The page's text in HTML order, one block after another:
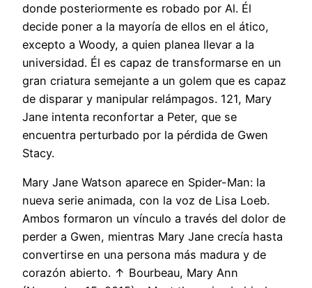
donde posteriormente es robado por Al. Él
decide poner a la mayoría de ellos en el ático,
excepto a Woody, a quien planea llevar a la
universidad. Él es capaz de transformarse en un
gran criatura semejante a un golem que es capaz
de disparar y manipular relámpagos. 121, Mary
Jane intenta reconfortar a Peter, que se
encuentra perturbado por la pérdida de Gwen
Stacy.
Mary Jane Watson aparece en Spider-Man: la
nueva serie animada, con la voz de Lisa Loeb.
Ambos formaron un vínculo a través del dolor de
perder a Gwen, mientras Mary Jane crecía hasta
convertirse en una persona más madura y de
corazón abierto. ↑ Bourbeau, Mary Ann